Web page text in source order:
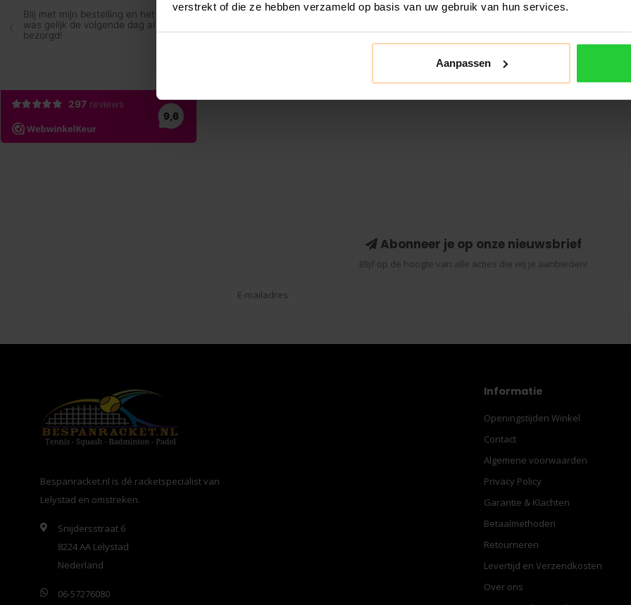
verstrekt of die ze hebben verzameld op basis van uw gebruik van hun services.
Aanpassen
Abonneer je op onze nieuwsbrief
Blijf op de hoogte van alle acties die wij je aanbieden!
Bespanracket.nl is dé racketspecialist van
Lelystad en omstreken.
Snijdersstraat 6
8224 AA Lelystad
Nederland
06-57276080
Informatie
Openingstijden Winkel
Contact
Algemene voorwaarden
Privacy Policy
Garantie & Klachten
Betaalmethoden
Retourneren
Levertijd en Verzendkosten
Over ons